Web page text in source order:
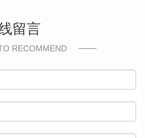
留言
RECOMMEND